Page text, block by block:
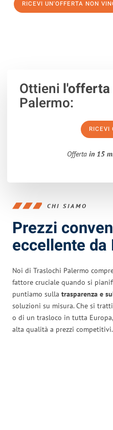
RICEVI UN'OFFERTA NON
Ottieni
Palermo:
RICEVI
Offerta in 15
CHI SIAMO
Prezzi
eccellente da
Noi di Traslochi Palermo
fattore cruciale quando si
puntiamo sulla trasparenza e
soluzioni su misura. Che si
o di un trasloco in tutta
alta qualità a prezzi competitivi.